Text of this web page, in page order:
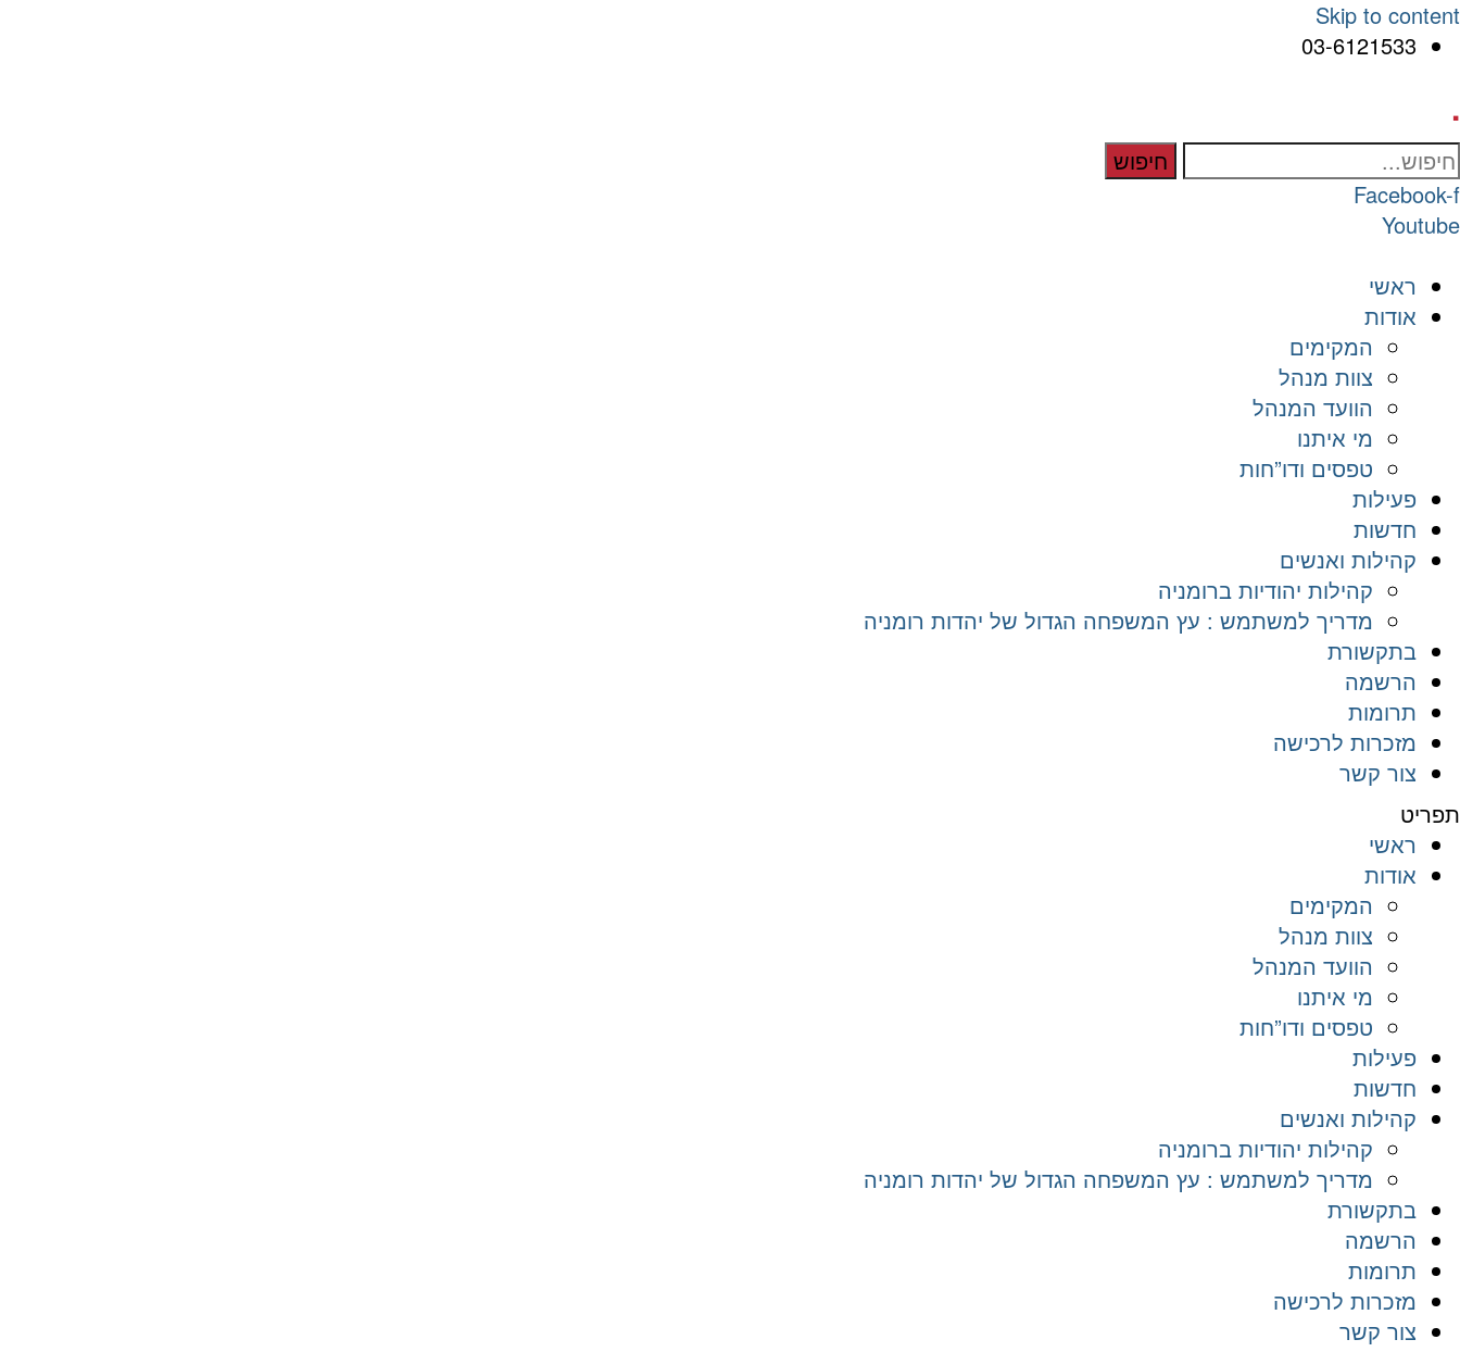
Skip to content
03-6121533
.
חיפוש
Facebook-f
Youtube
ראשי
אודות
המקימים
צוות מנהל
הוועד המנהל
מי איתנו
טפסים ודו”חות
פעילות
חדשות
קהילות ואנשים
קהילות יהודיות ברומניה
מדריך למשתמש : עץ המשפחה הגדול של יהדות רומניה
בתקשורת
הרשמה
תרומות
מזכרות לרכישה
צור קשר
תפריט
ראשי
אודות
המקימים
צוות מנהל
הוועד המנהל
מי איתנו
טפסים ודו”חות
פעילות
חדשות
קהילות ואנשים
קהילות יהודיות ברומניה
מדריך למשתמש : עץ המשפחה הגדול של יהדות רומניה
בתקשורת
הרשמה
תרומות
מזכרות לרכישה
צור קשר